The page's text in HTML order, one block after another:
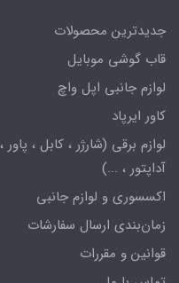
جدیدترین محصولات
قاب گوشی موبایل
لوازم جانبی اپل واچ
کاور ایرپاد
لوازم برقی (شارژر ، کابل ، پاور ،
آداپتور ، ...)
اکسسوری و لوازم جانبی
زمان‌بندی ارسال سفارشات
قوانین و مقررات